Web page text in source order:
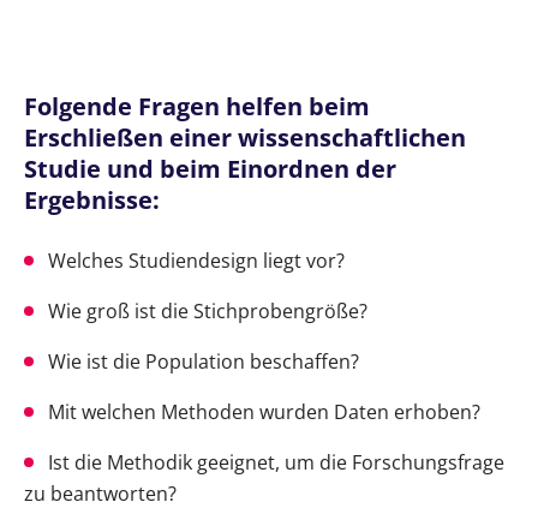
Folgende Fragen helfen beim
Erschließen einer wissenschaftlichen
Studie und beim Einordnen der
Ergebnisse:
Welches Studiendesign liegt vor?
Wie groß ist die Stichprobengröße?
Wie ist die Population beschaffen?
Mit welchen Methoden wurden Daten erhoben?
Ist die Methodik geeignet, um die Forschungsfrage
zu beantworten?